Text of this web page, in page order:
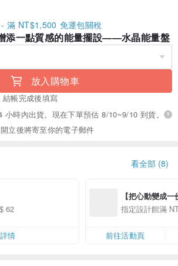
滿 NT$1,500 免運包關稅
添一點質感的能量擺設——水晶能量盤
放入購物車
結帳完成後填寫
時內出貨。現在下單預估 8/10~9/10 到貨。
立後將寄至你的電子郵件
看全部 (8)
62
情
【把心動變成
精選品牌全館滿
指定設計館滿
前往活動頁